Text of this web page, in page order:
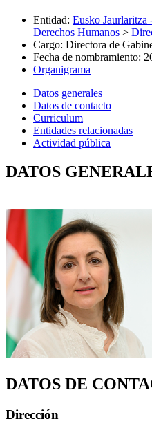
Entidad: Eusko Jaurlaritza
Derechos Humanos >
Cargo: Directora de
Fecha de nombramiento:
Organigrama
Datos generales
Datos de contacto
Curriculum
Entidades relacionadas
Actividad pública
DATOS
DATOS DE
Dirección